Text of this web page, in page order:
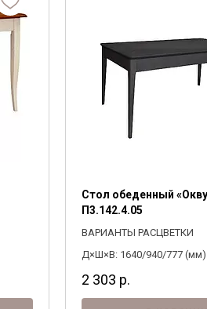
Стол обеденный
П3.142.4.05
ВАРИАНТЫ РАСЦВЕТКИ
Д×Ш×В: 1640/940/777 (мм)
2 303 р.